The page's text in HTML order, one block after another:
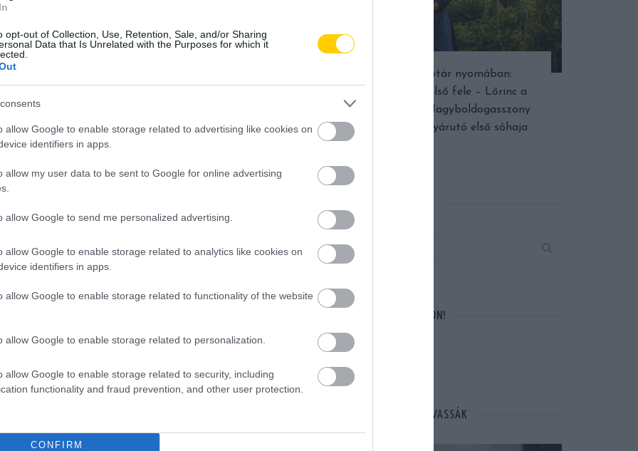
opt-out of Collection, Use, Retention, Sale, and/or Sharing
Data that Is Unrelated with the Purposes for which it
allow Google to enable storage related to advertising like cookies on
identifiers in apps.
allow my user data to be sent to Google for online advertising
allow Google to send me personalized advertising.
allow Google to enable storage related to analytics like cookies on
identifiers in apps.
allow Google to enable storage related to functionality of the website
allow Google to enable storage related to personalization.
allow Google to enable storage related to security, including
functionality and fraud prevention, and other user protection.
CONFIRM
nyomán arra jutott, hogy az
kevesebb szívhez kapcsolódó
pesszimisták esetében.
amelyekre az Illinois-is Egyetem kutatói jutottak:
Ők a szív egészségét, a mentális állapotot
5100 felnőttben, akiknek kora 45 és 84 év között volt.
és megállapították, hogy a szív egészségi
és vérnyomáson alapultak, egyenes arányban javultak
embereknek egyenesen dupla annyi az
elérésére, mint a legpesszimistábbaknak.
Népi naptár nyomában:
Augusztus első fele – Lőrinc a
dinnyében, Nagyboldogasszony
fénye és a nyárutó első sóhaja
VÁRUNK A FACEBOOKON!
MÁSOK ÉPPEN EZT OLVASSÁK